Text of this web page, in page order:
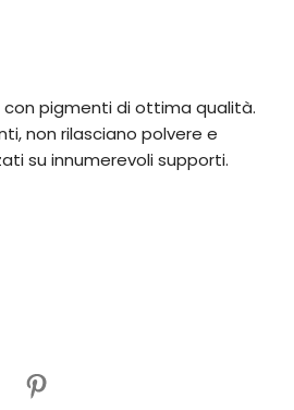
pigmenti di ottima qualità.
non rilasciano polvere e
su innumerevoli supporti.